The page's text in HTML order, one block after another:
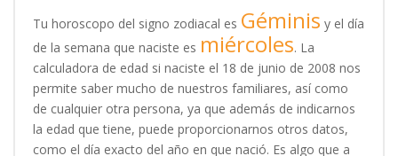
Tu horoscopo del signo zodiacal es Géminis y el día
de la semana que naciste es miércoles. La
calculadora de edad si naciste el 18 de junio de 2008 nos
permite saber mucho de nuestros familiares, así como
de cualquier otra persona, ya que además de indicarnos
la edad que tiene, puede proporcionarnos otros datos,
como el día exacto del año en que nació. Es algo que a